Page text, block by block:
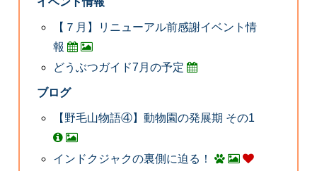
【７月】リニューアル前感謝イベント情
報
どうぶつガイド7月の予定
ブログ
【野毛山物語④】動物園の発展期 その1
インドクジャクの裏側に迫る！